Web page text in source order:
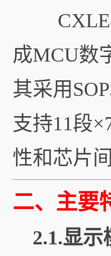
成MCU数
其采用
支持11段
性和芯片
二、主要
2.1.显示